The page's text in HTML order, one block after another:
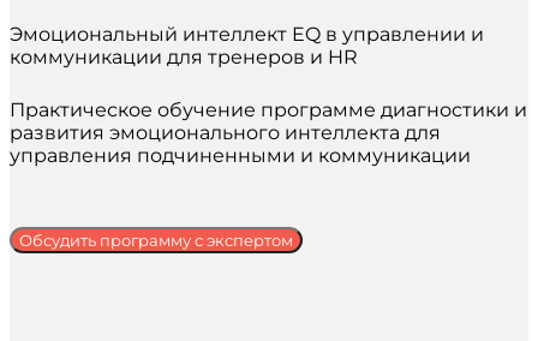
Эмоциональный интеллект EQ в управлении и
коммуникации для тренеров и HR
Практическое обучение программе диагностики и
развития эмоционального интеллекта для
управления подчиненными и коммуникации
Обсудить программу с экспертом